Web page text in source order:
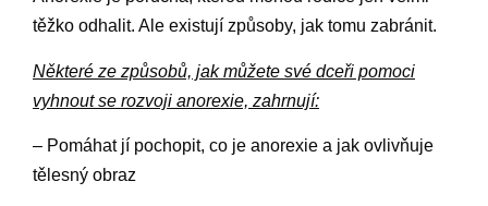
těžko odhalit. Ale existují způsoby, jak tomu zabránit.
Některé ze způsobů, jak můžete své dceři pomoci
vyhnout se rozvoji anorexie, zahrnují:
– Pomáhat jí pochopit, co je anorexie a jak ovlivňuje
tělesný obraz